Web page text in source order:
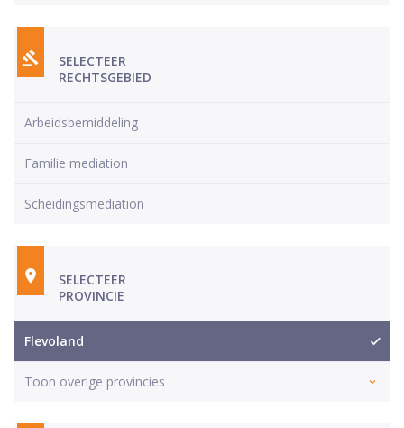
SELECTEER
RECHTSGEBIED
Arbeidsbemiddeling
Familie mediation
Scheidingsmediation
SELECTEER
PROVINCIE
Flevoland
Toon overige provincies